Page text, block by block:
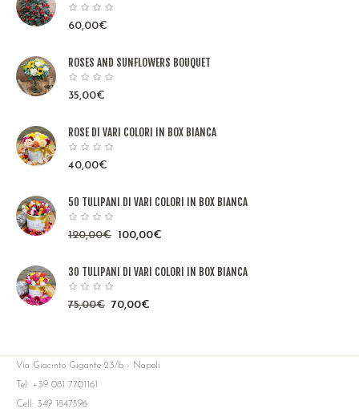
60,00€
ROSES AND SUNFLOWERS BOUQUET
35,00€
ROSE DI VARI COLORI IN BOX BIANCA
40,00€
50 TULIPANI DI VARI COLORI IN BOX BIANCA
120,00€ 100,00€
30 TULIPANI DI VARI COLORI IN BOX BIANCA
75,00€ 70,00€
Via Giacinto Gigante 23/b - Napoli
Tel: +39 081 7701161
Cell: 349 1847596